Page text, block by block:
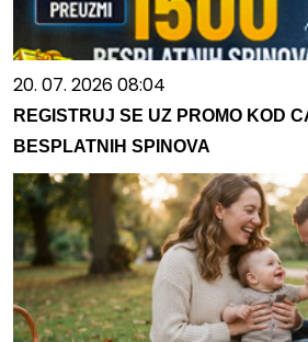
20. 07. 2026 08:04
REGISTRUJ SE UZ PROMO KOD
BESPLATNIH SPINOVA